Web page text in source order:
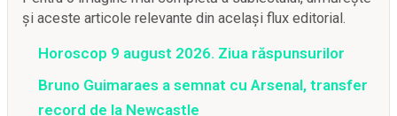
și aceste articole relevante din același flux editorial.
Horoscop 9 august 2026. Ziua răspunsurilor
Bruno Guimaraes a semnat cu Arsenal, transfer
record de la Newcastle